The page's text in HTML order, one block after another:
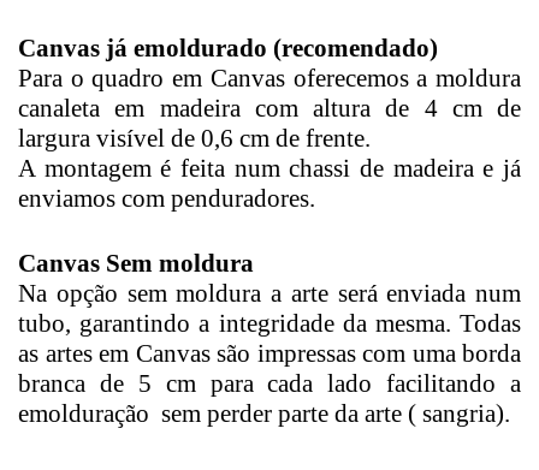
Canvas já emoldurado (recomendado)
Para o quadro em Canvas oferecemos a moldura
canaleta em madeira com altura de 4 cm de
largura visível de 0,6 cm de frente.
A montagem é feita num chassi de madeira e já
enviamos com penduradores.
Canvas Sem moldura
Na opção sem moldura a arte será enviada num
tubo, garantindo a integridade da mesma. Todas
as artes em Canvas são impressas com uma borda
branca de 5 cm para cada lado facilitando a
emolduração sem perder parte da arte ( sangria).